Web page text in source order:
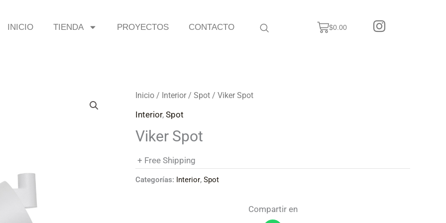
INICIO TIENDA PROYECTOS CONTACTO $0.00
Cart
Inicio / Interior / Spot / Viker Spot
Interior, Spot
Viker Spot
+ Free Shipping
Categorías: Interior, Spot
Compartir en